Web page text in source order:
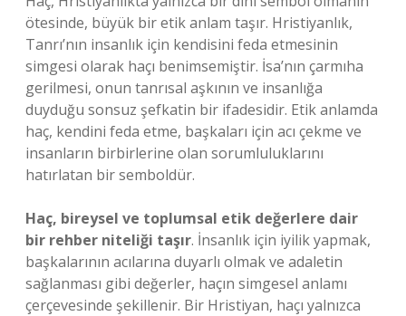
ötesinde, büyük bir etik anlam taşır. Hristiyanlık,
Tanrı’nın insanlık için kendisini feda etmesinin
simgesi olarak haçı benimsemiştir. İsa’nın çarmıha
gerilmesi, onun tanrısal aşkının ve insanlığa
duyduğu sonsuz şefkatin bir ifadesidir. Etik anlamda
haç, kendini feda etme, başkaları için acı çekme ve
insanların birbirlerine olan sorumluluklarını
hatırlatan bir semboldür.
Haç, bireysel ve toplumsal etik değerlere dair
bir rehber niteliği taşır. İnsanlık için iyilik yapmak,
başkalarının acılarına duyarlı olmak ve adaletin
sağlanması gibi değerler, haçın simgesel anlamı
çerçevesinde şekillenir. Bir Hristiyan, haçı yalnızca